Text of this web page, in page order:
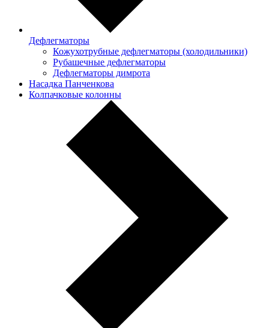
Дефлегматоры
Кожухотрубные дефлегматоры (холодильники)
Рубашечные дефлегматоры
Дефлегматоры димрота
Насадка Панченкова
Колпачковые колонны